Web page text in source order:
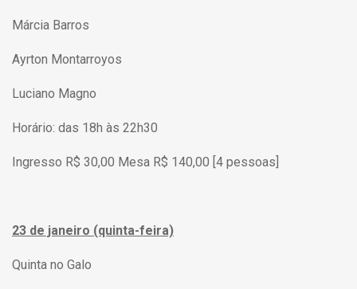
Márcia Barros
Ayrton Montarroyos
Luciano Magno
Horário: das 18h às 22h30
Ingresso R$ 30,00 Mesa R$ 140,00 [4 pessoas]
23 de janeiro (quinta-feira)
Quinta no Galo